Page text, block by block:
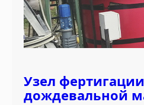
Узел
дождевальной